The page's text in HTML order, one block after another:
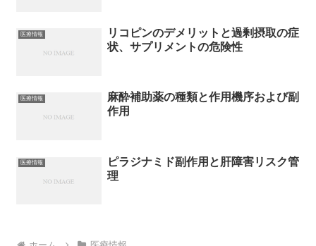
医療情報
リコピンのデメリットと過剰摂取の症
状、サプリメントの危険性
医療情報
麻酔補助薬の種類と作用機序および副
作用
医療情報
ピラジナミド副作用と肝障害リスク管
理